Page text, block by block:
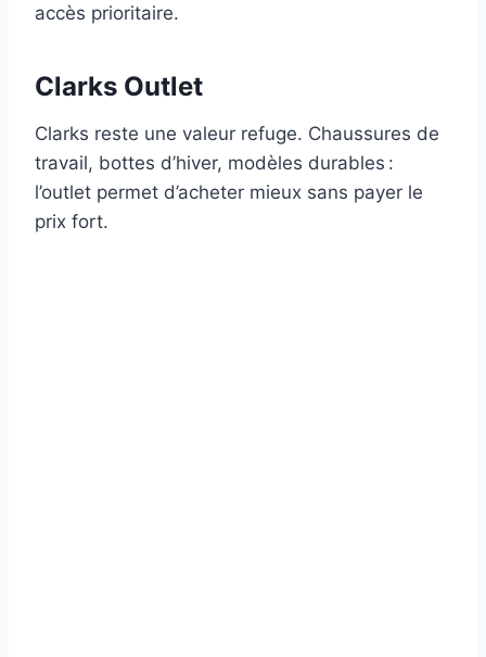
accès prioritaire.
Clarks Outlet
Clarks reste une valeur refuge. Chaussures de
travail, bottes d’hiver, modèles durables :
l’outlet permet d’acheter mieux sans payer le
prix fort.